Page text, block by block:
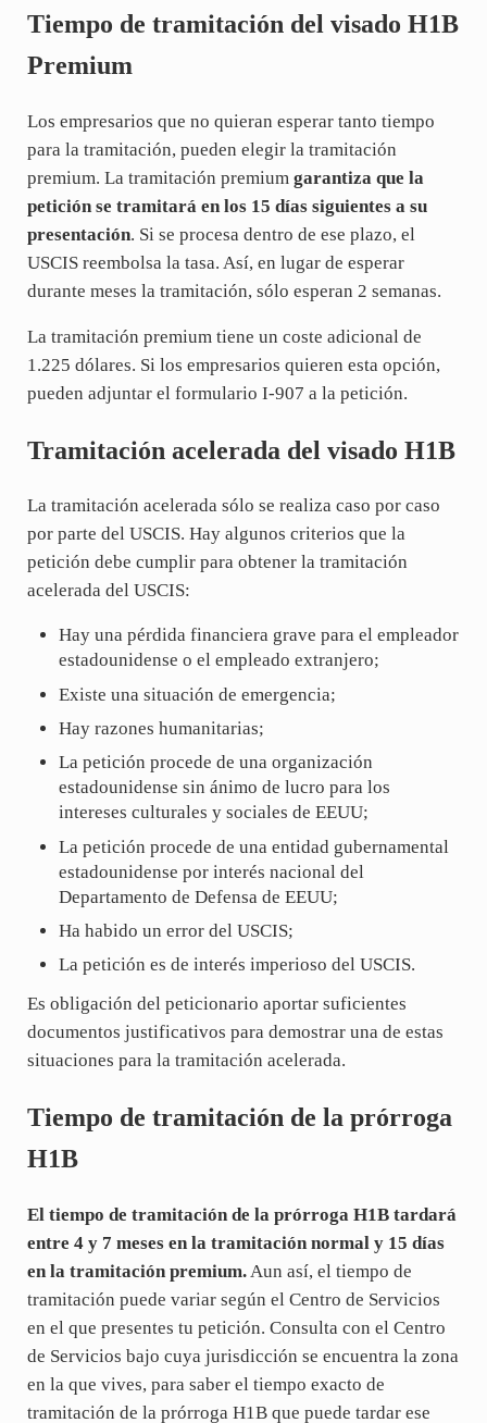
Tiempo de tramitación del visado H1B
Premium
Los empresarios que no quieran esperar tanto tiempo
para la tramitación, pueden elegir la tramitación
premium. La tramitación premium garantiza que la
petición se tramitará en los 15 días siguientes a su
presentación. Si se procesa dentro de ese plazo, el
USCIS reembolsa la tasa. Así, en lugar de esperar
durante meses la tramitación, sólo esperan 2 semanas.
La tramitación premium tiene un coste adicional de
1.225 dólares. Si los empresarios quieren esta opción,
pueden adjuntar el formulario I-907 a la petición.
Tramitación acelerada del visado H1B
La tramitación acelerada sólo se realiza caso por caso
por parte del USCIS. Hay algunos criterios que la
petición debe cumplir para obtener la tramitación
acelerada del USCIS:
Hay una pérdida financiera grave para el empleador
estadounidense o el empleado extranjero;
Existe una situación de emergencia;
Hay razones humanitarias;
La petición procede de una organización
estadounidense sin ánimo de lucro para los
intereses culturales y sociales de EEUU;
La petición procede de una entidad gubernamental
estadounidense por interés nacional del
Departamento de Defensa de EEUU;
Ha habido un error del USCIS;
La petición es de interés imperioso del USCIS.
Es obligación del peticionario aportar suficientes
documentos justificativos para demostrar una de estas
situaciones para la tramitación acelerada.
Tiempo de tramitación de la prórroga
H1B
El tiempo de tramitación de la prórroga H1B tardará
entre 4 y 7 meses en la tramitación normal y 15 días
en la tramitación premium.Aun así, el tiempo de
tramitación puede variar según el Centro de Servicios
en el que presentes tu petición. Consulta con el Centro
de Servicios bajo cuya jurisdicción se encuentra la zona
en la que vives, para saber el tiempo exacto de
tramitación de la prórroga H1B que puede tardar ese